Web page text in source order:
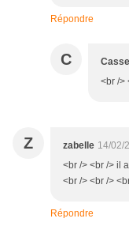
Répondre
C
<br />
Z zabelle 14/02/
<br /> <br /> il
<br /> <br />
Répondre